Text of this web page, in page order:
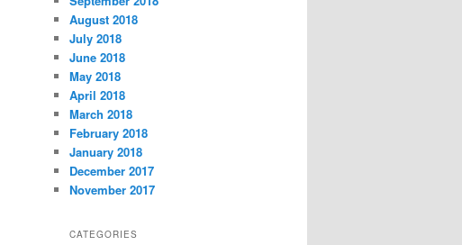
August 2018
July 2018
June 2018
May 2018
April 2018
March 2018
February 2018
January 2018
December 2017
November 2017
CATEGORIES